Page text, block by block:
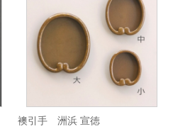
襖引手 洲浜 宣徳